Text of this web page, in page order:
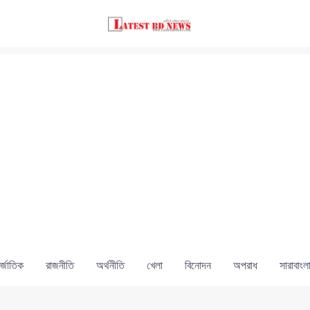
রাজনীতি অর্থনীতি খেলা বিনোদন অপরাধ সারাবাংলা